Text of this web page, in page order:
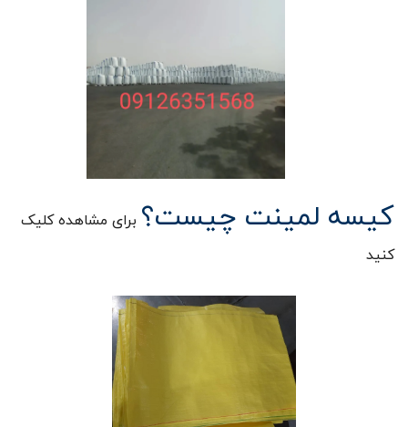
کیسه لمینت چیست؟ برای مشاهده کلیک
کنید